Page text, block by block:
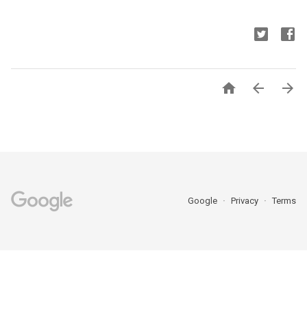
  
Google Privacy Terms